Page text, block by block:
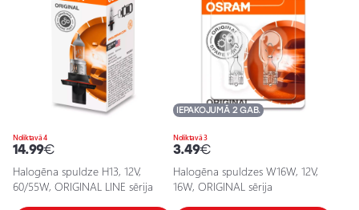
Noliktavā 4
14.99€
Halogēna spuldze H13, 12V,
60/55W, ORIGINAL LINE sērija
Noliktavā 3
IEPAKOJUMĀ 2 GAB.
3.49€
Halogēna spuldzes W16W, 12V,
16W, ORIGINAL sērija